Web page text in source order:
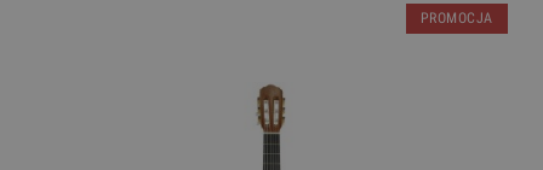
PROMOCJA